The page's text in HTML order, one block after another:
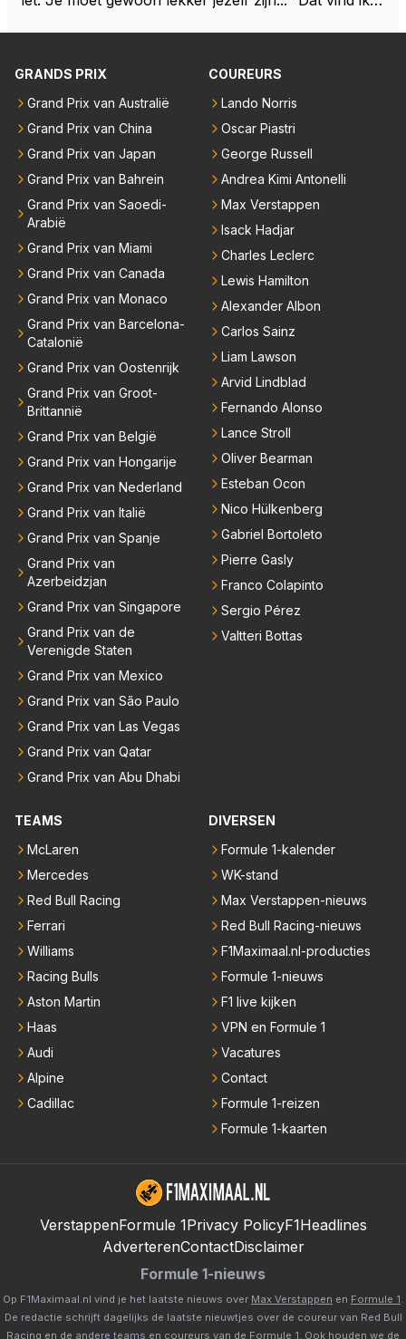
er elkaar mensen een andere uitdagingen zoeken of
meesten van hen al sinds dat RB hun intrede deed a
anwezig waren. De mensen die nu een aantal van di
e lege plaatsen op gaan vullen hebben ook al jaren
binnen RB gewerkt en zijn voor Max geen vreemde
zo'n mindset in een wereld waarin het nota bene he
o'n jonge leeftijd, kan ik alleen maar bewondering he
bben. Toen hij zijn eerste titel in Abu Dhabi won in 2
021 zei hij al direct dat hij had bereikt wat hij altijd al g
raag wilde. Max was tevreden, de rest is bonus. Iets
dergelijks heb ik bijvoorbeeld Lando Norris nog niet
horen zeggen. Eigenlijk nog geen enkele andere cou
reur...
GRANDS PRIX
Grand Prix van Australië
Grand Prix van China
Grand Prix van Japan
Grand Prix van Bahrein
Grand Prix van Saoedi-
Arabië
Grand Prix van Miami
Grand Prix van Canada
Grand Prix van Monaco
Grand Prix van Barcelona-
Catalonië
Grand Prix van Oostenrijk
Grand Prix van Groot-
Brittannië
Grand Prix van België
Grand Prix van Hongarije
Grand Prix van Nederland
Grand Prix van Italië
Grand Prix van Spanje
Grand Prix van
Azerbeidzjan
Grand Prix van Singapore
Grand Prix van de
Verenigde Staten
Grand Prix van Mexico
Grand Prix van São Paulo
Grand Prix van Las Vegas
Grand Prix van Qatar
Grand Prix van Abu Dhabi
COUREURS
Lando Norris
Oscar Piastri
George Russell
Andrea Kimi Antonelli
Max Verstappen
Isack Hadjar
Charles Leclerc
Lewis Hamilton
Alexander Albon
Carlos Sainz
Liam Lawson
Arvid Lindblad
Fernando Alonso
Lance Stroll
Oliver Bearman
Esteban Ocon
Nico Hülkenberg
Gabriel Bortoleto
Pierre Gasly
Franco Colapinto
Sergio Pérez
Valtteri Bottas
TEAMS
McLaren
Mercedes
Red Bull Racing
Ferrari
Williams
Racing Bulls
Aston Martin
Haas
Audi
Alpine
Cadillac
DIVERSEN
Formule 1-kalender
WK-stand
Max Verstappen-nieuws
Red Bull Racing-nieuws
F1Maximaal.nl-producties
Formule 1-nieuws
F1 live kijken
VPN en Formule 1
Vacatures
Contact
Formule 1-reizen
Formule 1-kaarten
VerstappenFormule 1Privacy PolicyF1Headlines
AdverterenContactDisclaimer
Formule 1-nieuws
Op F1Maximaal.nl vind je het laatste nieuws over Max Verstappen en Formule 1
De redactie schrijft dagelijks de laatste nieuwtjes over de coureur van Red Bull
Racing en de andere teams en coureurs van de Formule 1. Ook houden we de